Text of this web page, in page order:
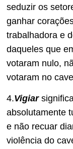
seduzir os
ganhar
trabalhadora e
daqueles que
votaram nulo,
votaram no
4.Vigiar
absolutamente
e não recuar
violência do